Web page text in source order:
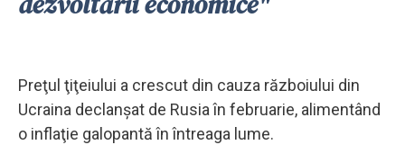
Preţul ţiţeiului a crescut din cauza războiului din
Ucraina declanşat de Rusia în februarie, alimentând
o inflaţie galopantă în întreaga lume.